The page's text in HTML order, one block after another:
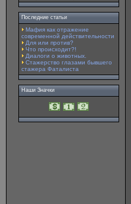
Последние статьи
Мафия как отражение
современной действительности
Для или против?
Что происходит?!
Диалоги о животных.
Стажерство глазами бывшего
стажера Фаталиста
Наши Значки